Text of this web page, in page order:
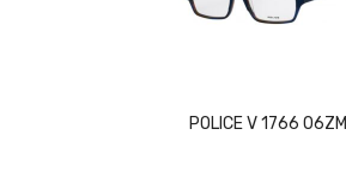
POLICE V 1766 06ZM